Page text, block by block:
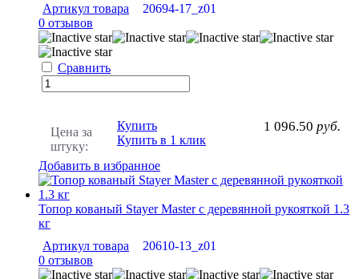
Артикул товара
20694-17_z01
0 отзывов
Сравнить
Цена за
штуку:
1 096.50 руб.
Купить
Купить в 1 клик
Добавить в избранное
Топор кованый Stayer Master с деревянной рукояткой 1.3
кг
Артикул товара
20610-13_z01
0 отзывов